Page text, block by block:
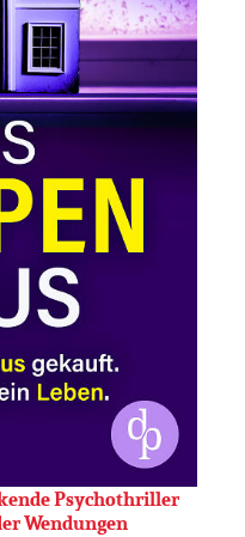
Psychothriller
Wendungen